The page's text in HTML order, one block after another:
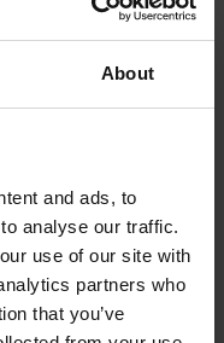
About
and ads, to
analyse our traffic.
use of our site with
partners who
that you’ve
par
nous
et discutons du
réellement.